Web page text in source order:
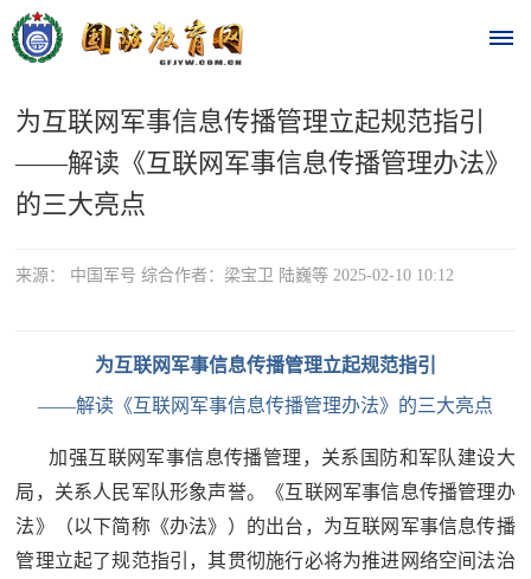
首
政
时
政
要
闻
追
为互联网军事信息传播管理立起规范指引
——解读《互联网军事信息传播管理办法》
的三大亮点
来源： 中国军号 综合作者：梁宝卫 陆巍等 2025-02-10 10:12
为互联网军事信息传播管理立起规范指引
——解读《互联网军事信息传播管理办法》的三大亮点
加强互联网军事信息传播管理，关系国防和军队建设大
局，关系人民军队形象声誉。《互联网军事信息传播管理办
法》（以下简称《办法》）的出台，为互联网军事信息传播
管理立起了规范指引，其贯彻施行必将为推进网络空间法治